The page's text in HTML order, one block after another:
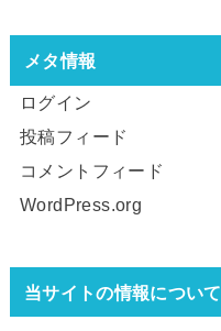
メタ情報
ログイン
投稿フィード
コメントフィード
WordPress.org
当サイトの情報について